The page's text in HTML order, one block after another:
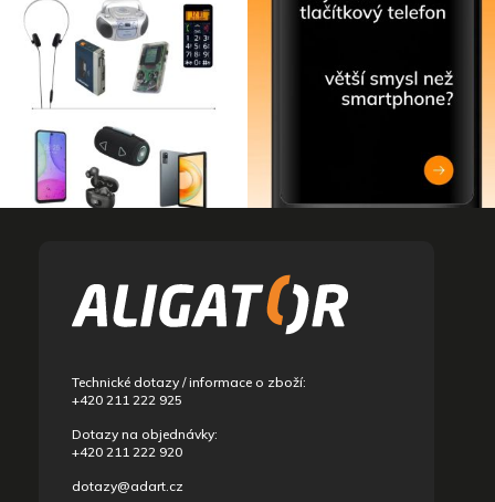
Technické dotazy / informace o zboží:
+420 211 222 925
Dotazy na objednávky:
+420 211 222 920
dotazy@adart.cz